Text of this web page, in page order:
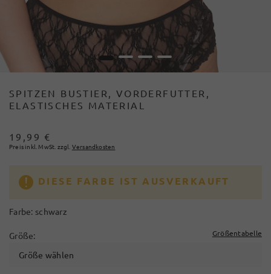
1 2 3 4
SPITZEN BUSTIER, VORDERFUTTER,
ELASTISCHES MATERIAL
19,99 €
Preis inkl. MwSt. zzgl. Versandkosten
DIESE FARBE IST AUSVERKAUFT
Farbe: schwarz
Größe: Größentabelle
Größe wählen